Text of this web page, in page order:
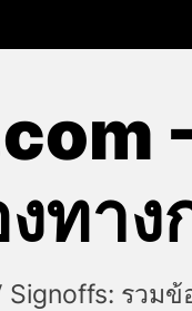
ทา
รวม